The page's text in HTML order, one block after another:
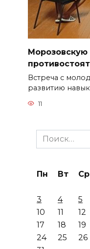
Встреча с
развитию
11
Search
for:
Пн Вт Ср
3
4 5
10
11 12
17
18 19
24
25 26